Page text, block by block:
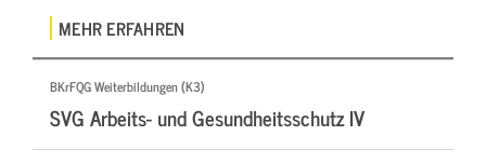
MEHR ERFAHREN
BKrFQG Weiterbildungen (K3)
SVG Arbeits- und Gesundheitsschutz IV